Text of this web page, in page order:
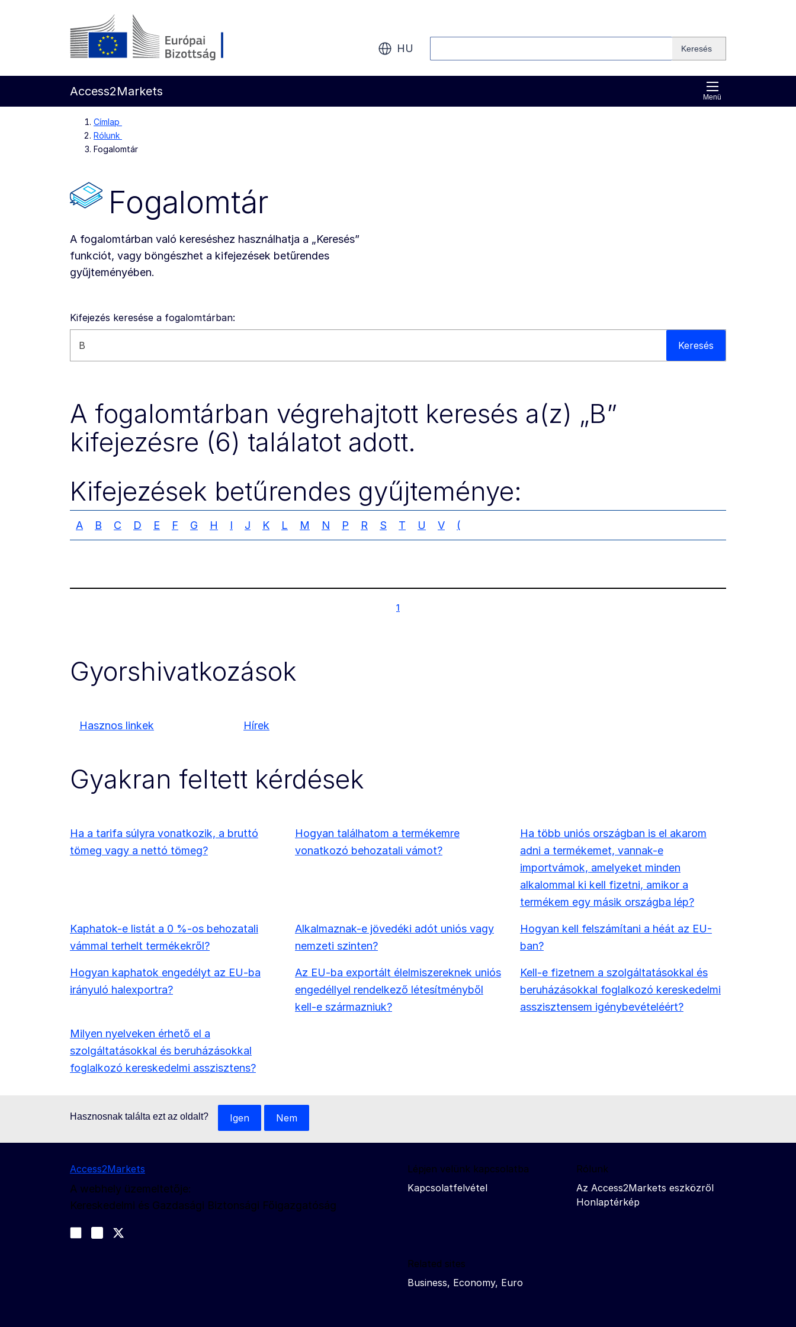
Ugrás a fő tartalomra
HU Keresés
Menü
Access2Markets
Címlap
Rólunk
Fogalomtár
Fogalomtár
A fogalomtárban való kereséshez használhatja a „Keresés”
funkciót, vagy böngészhet a kifejezések betűrendes
gyűjteményében.
Kifejezés keresése a fogalomtárban:
Keresés ezen a webhelyen Keresés
A fogalomtárban végrehajtott keresés a(z) „B”
kifejezésre (6) találatot adott.
Kifejezések betűrendes gyűjteménye:
A B C D E F G H I J K L M N P R S T U V (
1
1
Gyorshivatkozások
Hasznos linkek Hírek
Gyakran feltett kérdések
Ha a tarifa súlyra vonatkozik, a bruttó
tömeg vagy a nettó tömeg?
Hogyan találhatom a termékemre
vonatkozó behozatali vámot?
Ha több uniós országban is el akarom
adni a termékemet, vannak-e
importvámok, amelyeket minden
alkalommal ki kell fizetni, amikor a
termékem egy másik országba lép?
Kaphatok-e listát a 0 %-os behozatali
vámmal terhelt termékekről?
Alkalmaznak-e jövedéki adót uniós vagy
nemzeti szinten?
Hogyan kell felszámítani a héát az EU-
ban?
Hogyan kaphatok engedélyt az EU-ba
irányuló halexportra?
Az EU-ba exportált élelmiszereknek uniós
engedéllyel rendelkező létesítményből
kell-e származniuk?
Kell-e fizetnem a szolgáltatásokkal és
beruházásokkal foglalkozó kereskedelmi
asszisztensem igénybevételéért?
Milyen nyelveken érhető el a
szolgáltatásokkal és beruházásokkal
foglalkozó kereskedelmi asszisztens?
Hasznosnak találta ezt az oldalt? Igen Nem
Access2Markets
A webhely üzemeltetője:
Kereskedelmi és Gazdasági Biztonsági Főigazgatóság
Join us on LinkedIn
Trade-Off podcast
Lépjen velünk kapcsolatba
Kapcsolatfelvétel
Rólunk
Az Access2Markets eszközről
Honlaptérkép
Related sites
Business, Economy, Euro